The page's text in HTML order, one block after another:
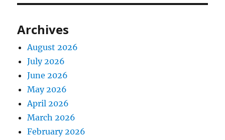
Archives
August 2026
July 2026
June 2026
May 2026
April 2026
March 2026
February 2026